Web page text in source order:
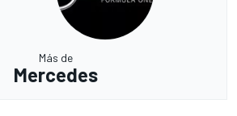
Más de
Mercedes